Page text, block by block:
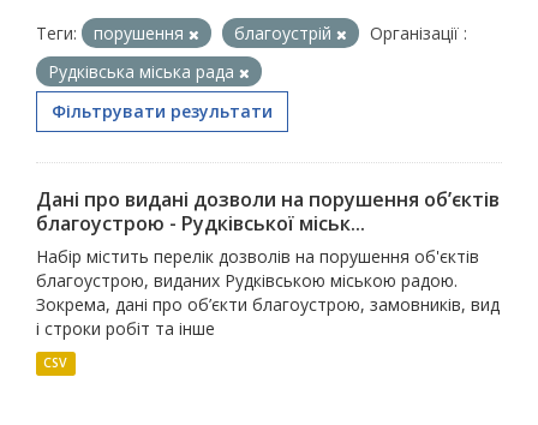
Теги: порушення благоустрій
Організації :
Рудківська міська рада
Фільтрувати результати
Дані про видані дозволи на порушення об’єктів
благоустрою - Рудківської міськ...
Набір містить перелік дозволів на порушення об'єктів
благоустрою, виданих Рудківською міською радою.
Зокрема, дані про об’єкти благоустрою, замовників, вид
і строки робіт та інше
CSV